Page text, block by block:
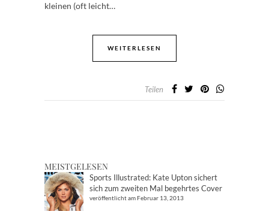
kleinen (oft leicht…
WEITERLESEN
Teilen
MEISTGELESEN
Sports Illustrated: Kate Upton sichert
sich zum zweiten Mal begehrtes Cover
veröffentlicht am Februar 13, 2013